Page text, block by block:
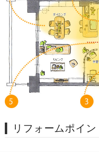
リフォームポイン